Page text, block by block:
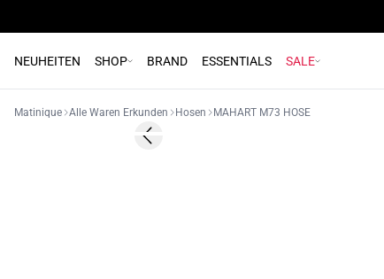
NEUHEITEN SHOP BRAND ESSENTIALS SALE
Matinique Alle Waren Erkunden Hosen MAHART M73 HOSE
- 50%Previous slide